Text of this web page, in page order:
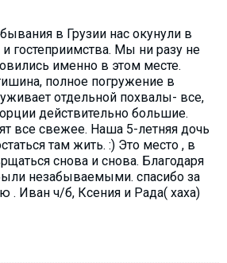
в Грузии нас окунули в
гостеприимства. Мы ни разу не
именно в этом месте.
полное погружение в
отдельной похвалы- все,
действительно большие.
все свежее. Наша 5-летняя дочь
там жить. :) Это место , в
снова и снова. Благодаря
незабываемыми. спасибо за
Иван ч/б, Ксения и Рада( хаха)